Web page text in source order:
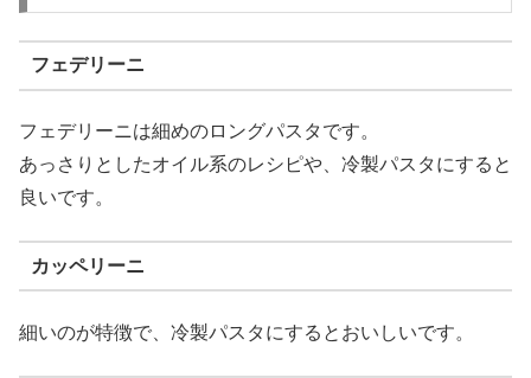
フェデリーニ
フェデリーニは細めのロングパスタです。
あっさりとしたオイル系のレシピや、冷製パスタにすると
良いです。
カッペリーニ
細いのが特徴で、冷製パスタにするとおいしいです。